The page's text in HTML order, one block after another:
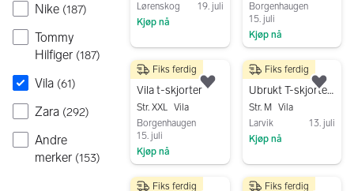
Nike (187)
Tommy
Hilfiger (187)
Vila (61)
Zara (292)
Andre
merker (153)
Lørenskog
19. juli
Kjøp nå
Gå til annonsen
Borgenhaugen
15. juli
Kjøp nå
80 kr
Vila t-skjorter
Str. XXL Vila
Borgenhaugen
15. juli
Kjøp nå
Fiks ferdig
Legg til som favoritt.
50 kr
Ubrukt T-skjorte, passer str. M-L (40-42)
Str. M
Vila
Larvik
13. juli
Kjøp nå
Fiks ferdig
Gå til annonsen
Fiks ferdig Fiks ferdig